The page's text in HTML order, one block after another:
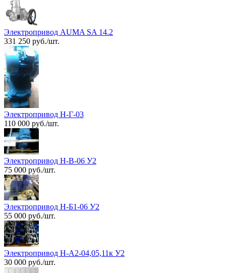
Электропривод AUMA SA 14.2
331 250 руб./шт.
Электропривод Н-Г-03
110 000 руб./шт.
Электропривод Н-В-06 У2
75 000 руб./шт.
Электропривод Н-Б1-06 У2
55 000 руб./шт.
Электропривод Н-А2-04,05,11к У2
30 000 руб./шт.